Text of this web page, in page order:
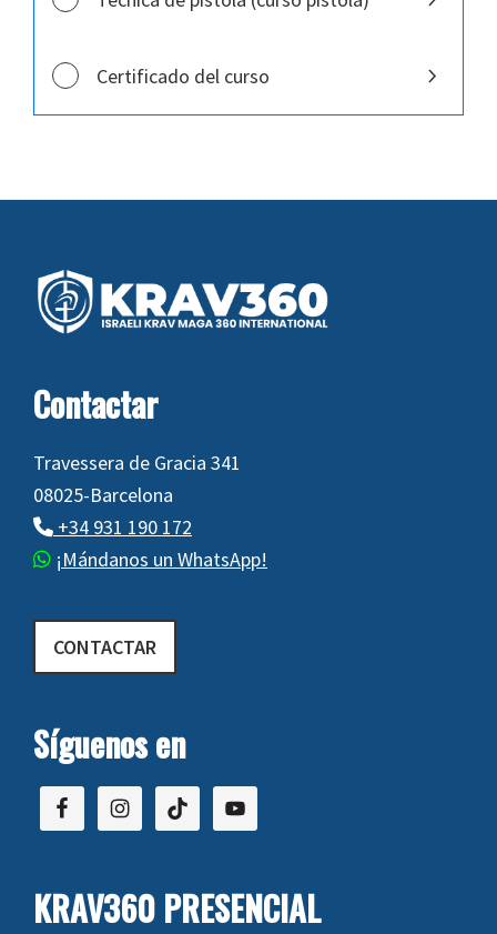
Certificado del curso
Footer
Contactar
Travessera de Gracia 341
08025-Barcelona
+34 931 190 172
¡Mándanos un WhatsApp!
CONTACTAR
Síguenos en
KRAV360 PRESENCIAL